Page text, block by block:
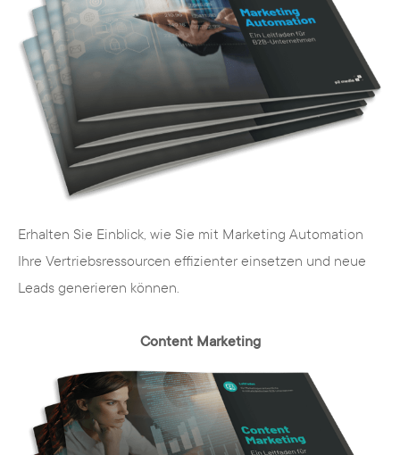
Erhalten Sie Einblick, wie Sie mit Marketing Automation
Ihre Vertriebsressourcen effizienter einsetzen und neue
Leads generieren können.
Content Marketing